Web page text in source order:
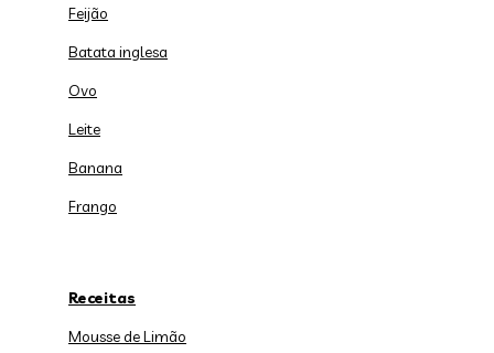
Feijão
Batata inglesa
Ovo
Leite
Banana
Frango
Receitas
Mousse de Limão